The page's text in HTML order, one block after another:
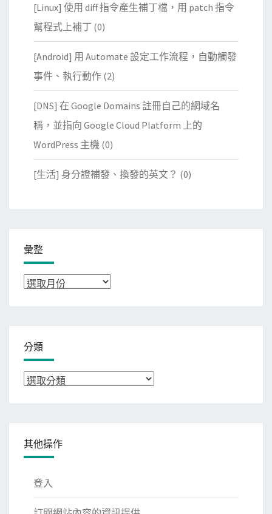
[Linux] 使用 diff 指令產生補丁檔，用 patch 指令
幫程式上補丁 (0)
[Android] 用 Automate 設定工作流程，自動觸發
事件、執行動作 (2)
[DNS] 在 Google Domains 註冊自己的網域名
稱，並指向 Google Cloud Platform 上的
WordPress 主機 (0)
[生活] 身分證補發、換發的英文？ (0)
彙整
彙
分類
分
其他操作
登入